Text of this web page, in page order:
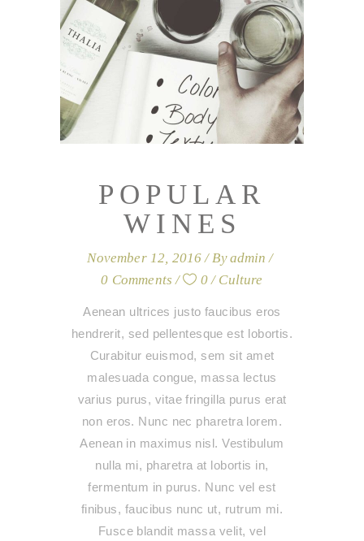
POPULAR
WINES
November 12, 2016 Byadmin
0 Comments
0 Culture
Aenean ultrices justo faucibus eros
hendrerit, sed pellentesque est lobortis.
Curabitur euismod, sem sit amet
malesuada congue, massa lectus
varius purus, vitae fringilla purus erat
non eros. Nunc nec pharetra lorem.
Aenean in maximus nisl. Vestibulum
nulla mi, pharetra at lobortis in,
fermentum in purus. Nunc vel est
finibus, faucibus nunc ut, rutrum mi.
Fusce blandit massa velit, vel